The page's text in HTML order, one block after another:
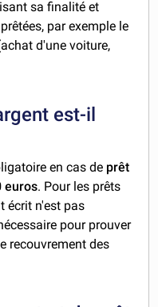
sa finalité et
par exemple le
d'une voiture,
est-il
en cas de prêt
euros. Pour les prêts
écrit n'est pas
pour prouver
recouvrement des